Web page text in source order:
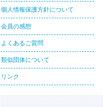
個人情報保護方針について
会員の感想
よくあるご質問
類似団体について
リンク